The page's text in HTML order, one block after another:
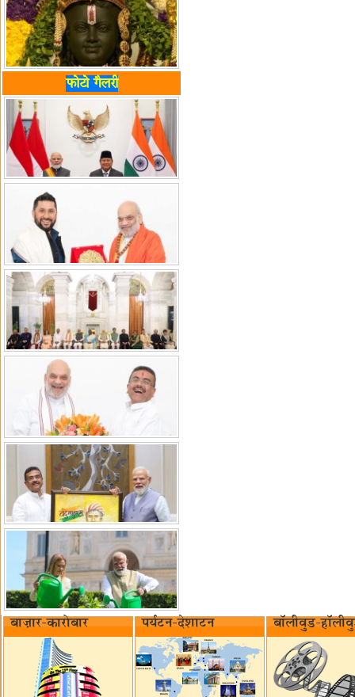
फोटो गैलरी
बाज़ार-कारोबार पर्यटन-देशाटन बॉलीवुड-